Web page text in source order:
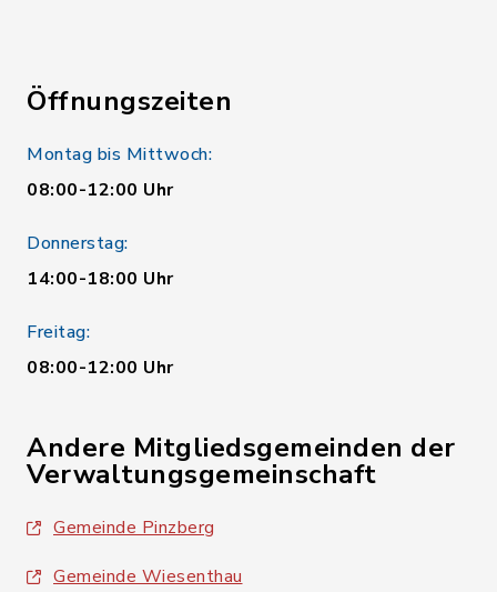
Öffnungszeiten
Montag bis Mittwoch:
08:00-12:00 Uhr
Donnerstag:
14:00-18:00 Uhr
Freitag:
08:00-12:00 Uhr
Andere Mitgliedsgemeinden der
Verwaltungsgemeinschaft
Gemeinde Pinzberg
Gemeinde Wiesenthau